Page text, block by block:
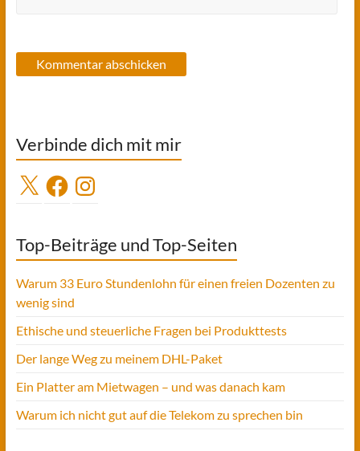
Verbinde dich mit mir
X FacebookInstagram
Top-Beiträge und Top-Seiten
Warum 33 Euro Stundenlohn für einen freien Dozenten zu
wenig sind
Ethische und steuerliche Fragen bei Produkttests
Der lange Weg zu meinem DHL-Paket
Ein Platter am Mietwagen – und was danach kam
Warum ich nicht gut auf die Telekom zu sprechen bin